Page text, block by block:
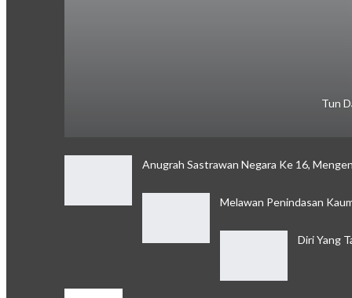
Tun
Anugrah Sastrawan Negara Ke 16,
Melawan Penindasan
Diri Yang